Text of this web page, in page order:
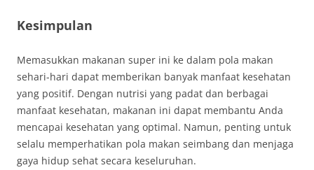
Kesimpulan
Memasukkan makanan super ini ke dalam pola makan
sehari-hari dapat memberikan banyak manfaat kesehatan
yang positif. Dengan nutrisi yang padat dan berbagai
manfaat kesehatan, makanan ini dapat membantu Anda
mencapai kesehatan yang optimal. Namun, penting untuk
selalu memperhatikan pola makan seimbang dan menjaga
gaya hidup sehat secara keseluruhan.